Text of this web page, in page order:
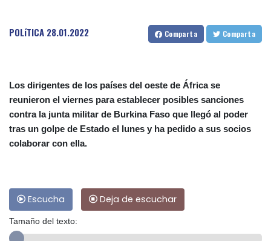
POLíTICA 28.01.2022 Comparta Comparta
Los dirigentes de los países del oeste de África se
reunieron el viernes para establecer posibles sanciones
contra la junta militar de Burkina Faso que llegó al poder
tras un golpe de Estado el lunes y ha pedido a sus socios
colaborar con ella.
Escucha Deja de escuchar
Tamaño del texto: